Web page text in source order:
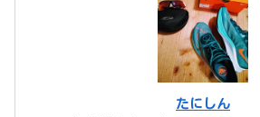
たにしん